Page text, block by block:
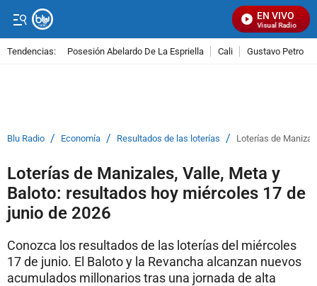
EN VIVO
Señal Visual Radio
Tendencias: Posesión Abelardo De La Espriella Cali Gustavo Petro
Blu Radio / Economía / Resultados de las loterías / Loterías de
Loterías de Manizales, Valle, Meta y
Baloto: resultados hoy miércoles 17 de
junio de 2026
Conozca los resultados de las loterías del miércoles
17 de junio. El Baloto y la Revancha alcanzan nuevos
acumulados millonarios tras una jornada de alta